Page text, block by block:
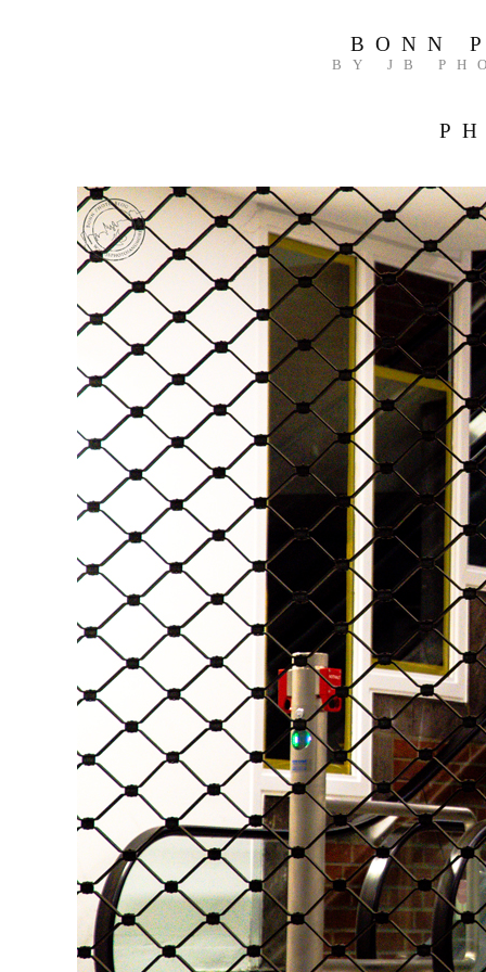
BONN
BY JB